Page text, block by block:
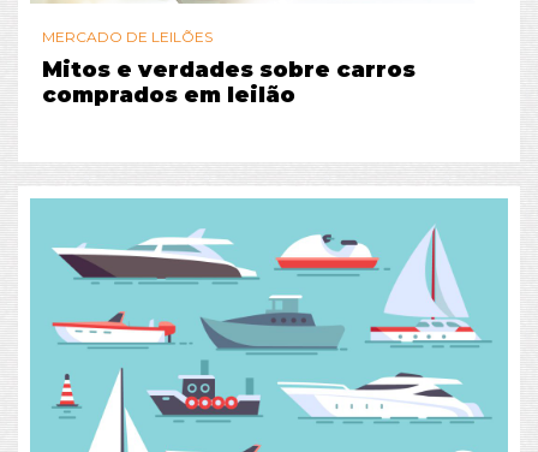
MERCADO DE LEILÕES
Mitos e verdades sobre carros
comprados em leilão